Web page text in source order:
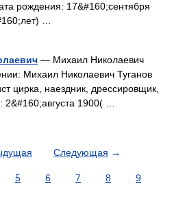
рождения: 17&#160;сентября
…
— Михаил Николаевич
Михаил Николаевич Туганов
цирка, наездник, дрессировщик,
2&#160;августа 1900( …
Следующая →
5 6 7 8
9